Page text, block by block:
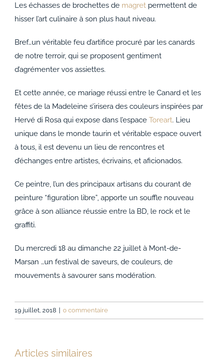
Les échasses de brochettes de magretpermettent de
hisser l’art culinaire à son plus haut niveau.
Bref…un véritable feu d’artifice procuré par les canards
de notre terroir, qui se proposent gentiment
d’agrémenter vos assiettes.
Et cette année, ce mariage réussi entre le Canard et les
fêtes de la Madeleine s’irisera des couleurs inspirées par
Hervé di Rosa qui expose dans l’espace Toreart. Lieu
unique dans le monde taurin et véritable espace ouvert
à tous, il est devenu un lieu de rencontres et
d’échanges entre artistes, écrivains, et aficionados.
Ce peintre, l’un des principaux artisans du courant de
peinture “figuration libre”, apporte un souffle nouveau
grâce à son alliance réussie entre la BD, le rock et le
graffiti.
Du mercredi 18 au dimanche 22 juillet à Mont-de-
Marsan …un festival de saveurs, de couleurs, de
mouvements à savourer sans modération.
19 juillet, 2018 0 commentaire
Articles similaires